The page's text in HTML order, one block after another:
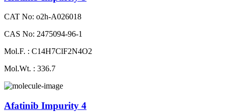
CAT No: o2h-A026018
CAS No: 2475094-96-1
Mol.F. : C14H7ClF2N4O2
Mol.Wt. : 336.7
Afatinib Impurity 4